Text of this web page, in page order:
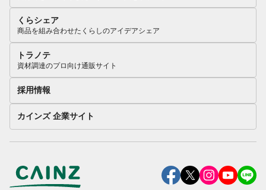
くらシェア
商品を組み合わせたくらしのアイデアシェア
トラノテ
資材調達のプロ向け通販サイト
採用情報
カインズ 企業サイト